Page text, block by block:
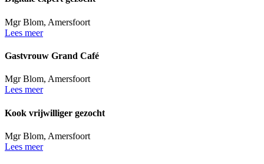
Mgr Blom, Amersfoort
Lees meer
Gastvrouw Grand Café
Mgr Blom, Amersfoort
Lees meer
Kook vrijwilliger gezocht
Mgr Blom, Amersfoort
Lees meer